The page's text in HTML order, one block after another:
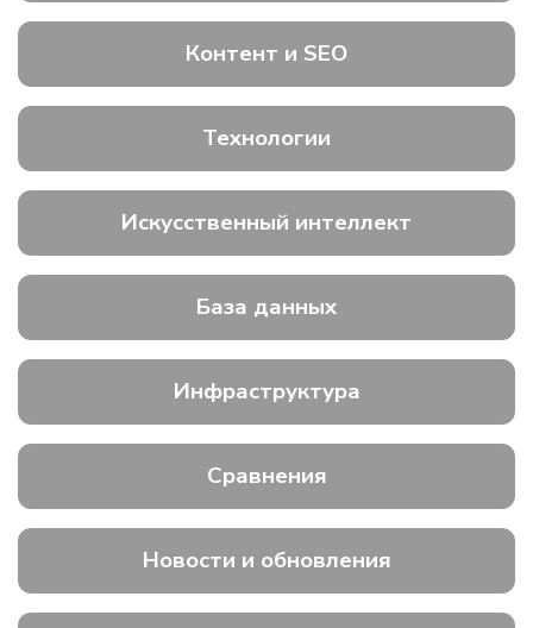
Контент и SEO
Технологии
Искусственный интеллект
База данных
Инфраструктура
Сравнения
Новости и обновления